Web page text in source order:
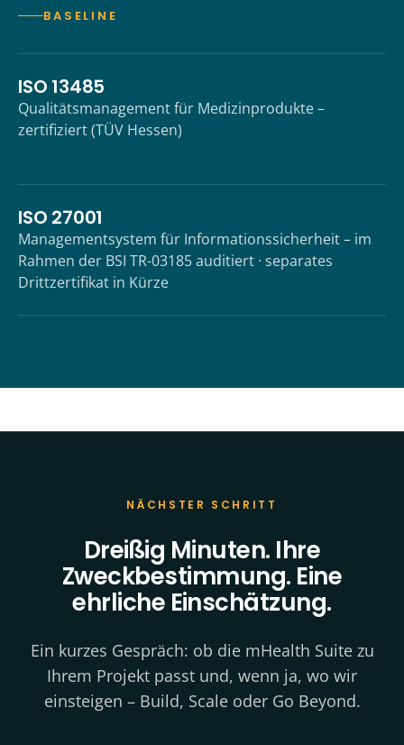
BASELINE
ISO 13485
Qualitätsmanagement für Medizinprodukte –
zertifiziert (TÜV Hessen)
ISO 27001
Managementsystem für Informationssicherheit – im
Rahmen der BSI TR-03185 auditiert · separates
Drittzertifikat in Kürze
NÄCHSTER SCHRITT
Dreißig Minuten. Ihre
Zweckbestimmung. Eine
ehrliche Einschätzung.
Ein kurzes Gespräch: ob die mHealth Suite zu
Ihrem Projekt passt und, wenn ja, wo wir
einsteigen – Build, Scale oder Go Beyond.